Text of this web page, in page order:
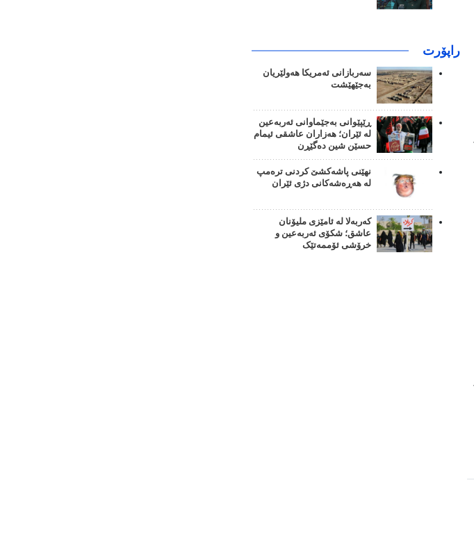
راپۆرت
سەربازانی ئەمریکا هەولێریان
بەجێهێشت
ڕێپێوانی بەجێماوانی ئەربەعین
لە ئێران؛ هەزاران عاشقی ئیمام
حسێن شین دەگێڕن
نهێنی پاشەکشێ کردنی ترەمپ
لە هەڕەشەکانی دژی ئێران
کەربەلا لە ئامێزی ملیۆنان
عاشق؛ شکۆی ئەربەعین و
خرۆشی ئۆممەتێک